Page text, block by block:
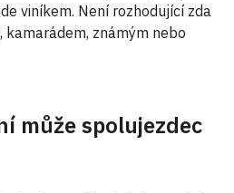
viníkem. Není rozhodující zda
kamarádem, známým nebo
může spolujezdec